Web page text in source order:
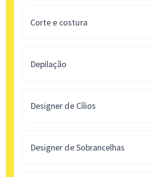
Corte e costura
Depilação
Designer de Cílios
Designer de Sobrancelhas